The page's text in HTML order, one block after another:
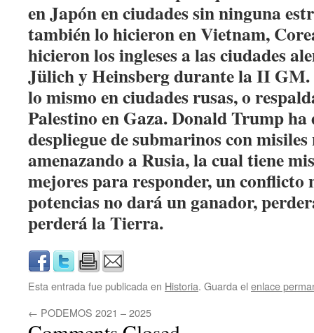
en Japón en ciudades sin ninguna
también lo hicieron en Vietnam,
hicieron los ingleses a las ciudades
Jülich y Heinsberg durante la II GM.
lo mismo en ciudades rusas, o
Palestino en Gaza. Donald Trump ha
despliegue de submarinos con misiles
amenazando a Rusia, la cual tiene
mejores para responder, un conflicto
potencias no dará un ganador,
perderá la Tierra.
Esta entrada fue publicada en Historia. Guarda el enlace
← PODEMOS 2021 – 2025